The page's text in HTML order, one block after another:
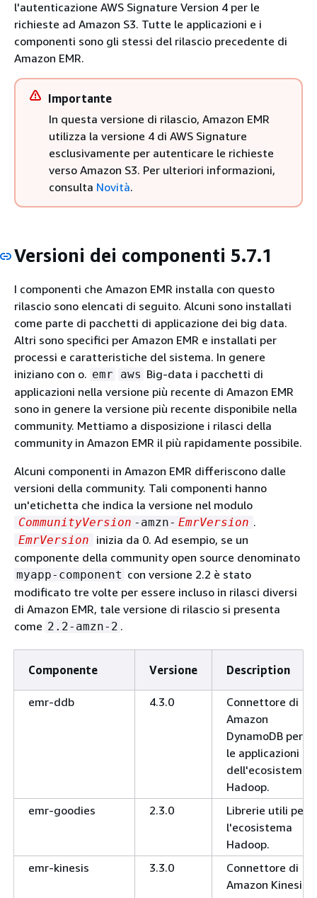
l'autenticazione AWS Signature Version 4 per le
richieste ad Amazon S3. Tutte le applicazioni e i
componenti sono gli stessi del rilascio precedente di
Amazon EMR.
Importante
In questa versione di rilascio, Amazon EMR
utilizza la versione 4 di AWS Signature
esclusivamente per autenticare le richieste
verso Amazon S3. Per ulteriori informazioni,
consulta Novità.
Versioni dei componenti 5.7.1
I componenti che Amazon EMR installa con questo
rilascio sono elencati di seguito. Alcuni sono installati
come parte di pacchetti di applicazione dei big data.
Altri sono specifici per Amazon EMR e installati per
processi e caratteristiche del sistema. In genere
iniziano con o. emr aws Big-data i pacchetti di
applicazioni nella versione più recente di Amazon EMR
sono in genere la versione più recente disponibile nella
community. Mettiamo a disposizione i rilasci della
community in Amazon EMR il più rapidamente possibile.
Alcuni componenti in Amazon EMR differiscono dalle
versioni della community. Tali componenti hanno
un'etichetta che indica la versione nel modulo
CommunityVersion -amzn- EmrVersion .
EmrVersion
inizia da 0. Ad esempio, se un
componente della community open source denominato
myapp-component con versione 2.2 è stato
modificato tre volte per essere incluso in rilasci diversi
di Amazon EMR, tale versione di rilascio si presenta
come 2.2-amzn-2 .
Componente Versione Description
emr-ddb 4.3.0
Connettore di
Amazon
DynamoDB per
le applicazioni
dell'ecosistema
Hadoop.
emr-goodies
2.3.0
Librerie utili per
l'ecosistema
Hadoop.
emr-kinesis
3.3.0
Connettore di
Amazon Kinesis